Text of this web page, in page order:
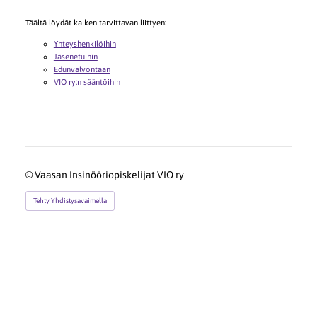
Täältä löydät kaiken tarvittavan liittyen:
Yhteyshenkilöihin
Jäsenetuihin
Edunvalvontaan
VIO ry:n sääntöihin
©Vaasan Insinööriopiskelijat VIO ry
Tehty Yhdistysavaimella